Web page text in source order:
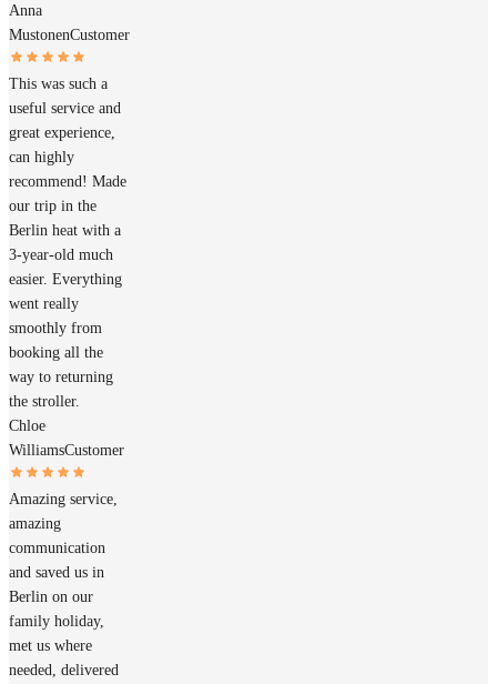
Anna
MustonenCustomer
This was such a
useful service and
great experience,
can highly
recommend! Made
our trip in the
Berlin heat with a
3-year-old much
easier. Everything
went really
smoothly from
booking all the
way to returning
the stroller.
Chloe
WilliamsCustomer
Amazing service,
amazing
communication
and saved us in
Berlin on our
family holiday,
met us where
needed, delivered